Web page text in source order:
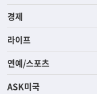
경제
라이프
연예/스포츠
ASK미국